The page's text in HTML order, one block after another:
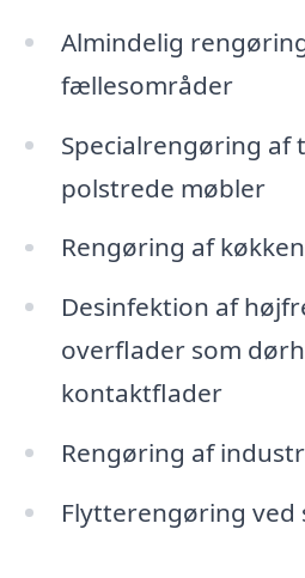
Almindelig
fællesområder
Specialrengøring af
polstrede møbler
Rengøring af
Desinfektion af
overflader som
kontaktflader
Rengøring af
Flytterengøring ved